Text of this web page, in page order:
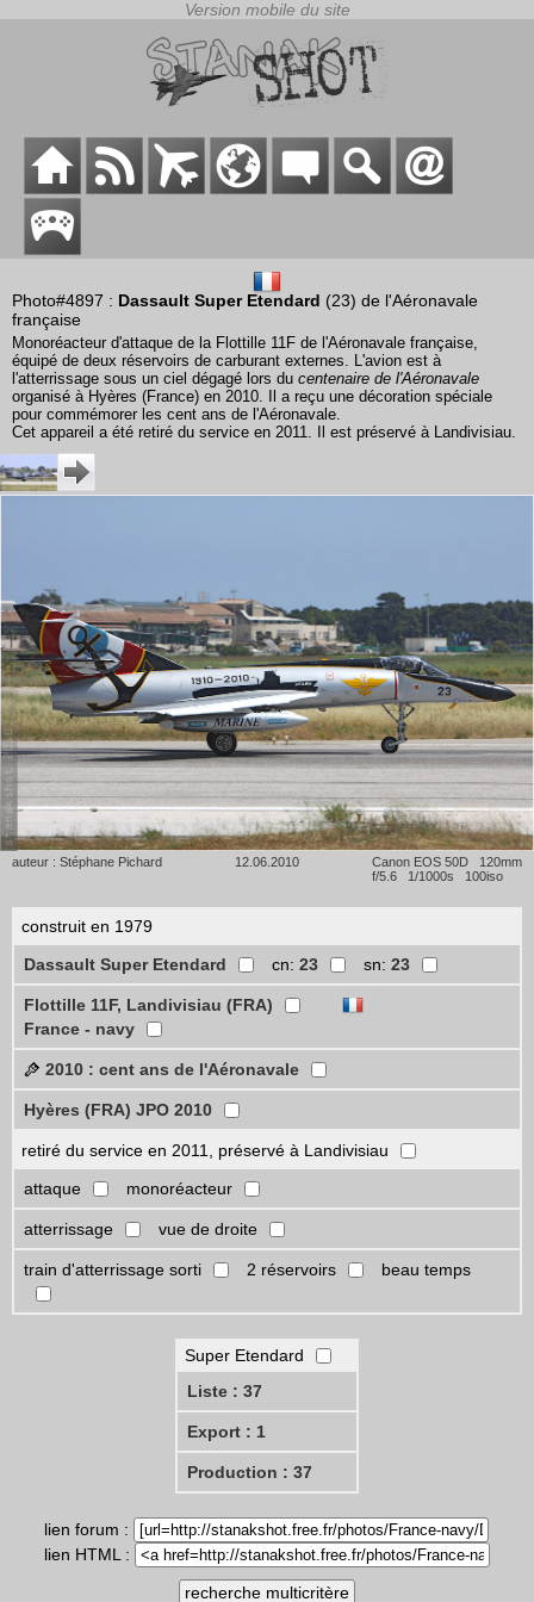
Photo#4897 : Dassault Super Etendard (23) de l'Aéronavale
française
Monoréacteur d'attaque de la Flottille 11F de l'Aéronavale française,
équipé de deux réservoirs de carburant externes. L'avion est à
l'atterrissage sous un ciel dégagé lors du centenaire de l'Aéronavale
organisé à Hyères (France) en 2010. Il a reçu une décoration spéciale
pour commémorer les cent ans de l'Aéronavale.
Cet appareil a été retiré du service en 2011. Il est préservé à Landivisiau.
auteur : Stéphane Pichard 12.06.2010
Canon EOS 50D 120mm
f/5.6 1/1000s 100iso
construit en 1979
Dassault Super Etendard
cn: 23 sn: 23
Flottille 11F, Landivisiau (FRA)
France - navy
2010 : cent ans de l'Aéronavale
Hyères (FRA) JPO 2010
retiré du service en 2011, préservé à Landivisiau
attaque
monoréacteur
atterrissage vue de droite
train d'atterrissage sorti 2 réservoirs beau temps
Super Etendard
Liste : 37
Export : 1
Production : 37
lien forum :
lien HTML :